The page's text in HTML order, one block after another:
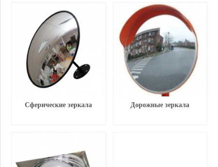
Сферические зеркала Дорожные зеркала